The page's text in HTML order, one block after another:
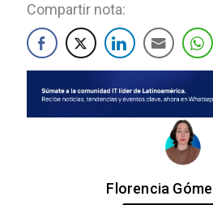
Compartir nota:
Florencia